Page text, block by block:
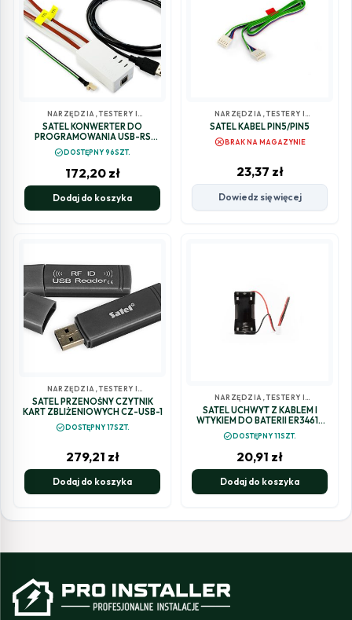
NARZĘDZIA, TESTERY I
POZOSTAŁE
SATEL KONWERTER DO
PROGRAMOWANIA USB-RS
(KABEL)
check_circleDOSTĘPNY 96SZT.
172,20 zł
Dodaj do koszyka
NARZĘDZIA, TESTERY I
POZOSTAŁE
SATEL KABEL PIN5/PIN5
cancelBRAK NA MAGAZYNIE
23,37 zł
Dowiedz się więcej
NARZĘDZIA, TESTERY I
POZOSTAŁE
SATEL PRZENOŚNY CZYTNIK
KART ZBLIŻENIOWYCH CZ-USB-1
check_circleDOSTĘPNY 17SZT.
279,21 zł
Dodaj do koszyka
NARZĘDZIA, TESTERY I
POZOSTAŁE
SATEL UCHWYT Z KABLEM I
WTYKIEM DO BATERII ER34615
HOLDER-ER
check_circleDOSTĘPNY 11SZT.
20,91 zł
Dodaj do koszyka